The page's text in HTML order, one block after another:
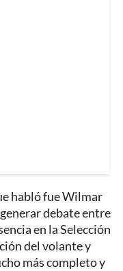
habló fue Wilmar
debate entre
en la Selección
del volante y
más completo y